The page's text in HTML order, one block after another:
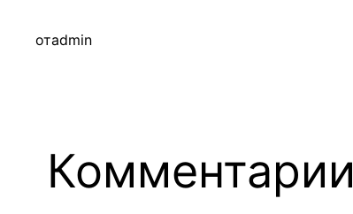
отadmin
Комментарии